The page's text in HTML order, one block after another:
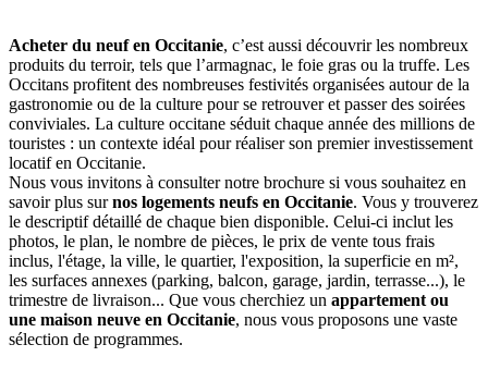
Acheter du neuf en Occitanie, c’est aussi découvrir les nombreux
produits du terroir, tels que l’armagnac, le foie gras ou la truffe. Les
Occitans profitent des nombreuses festivités organisées autour de la
gastronomie ou de la culture pour se retrouver et passer des soirées
conviviales. La culture occitane séduit chaque année des millions de
touristes : un contexte idéal pour réaliser son premier investissement
locatif en Occitanie.
Nous vous invitons à consulter notre brochure si vous souhaitez en
savoir plus surnos logements neufs en Occitanie. Vous y trouverez
le descriptif détaillé de chaque bien disponible. Celui-ci inclut les
photos, le plan, le nombre de pièces, le prix de vente tous frais
inclus, l'étage, la ville, le quartier, l'exposition, la superficie en m²,
les surfaces annexes (parking, balcon, garage, jardin, terrasse...), le
trimestre de livraison... Que vous cherchiez un appartement ou
une maison neuve en Occitanie, nous vous proposons une vaste
sélection de programmes.